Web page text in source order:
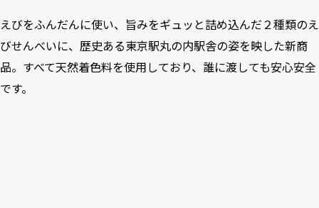
えびをふんだんに使い、旨みをギュッと詰め込んだ２種類のえ
びせんべいに、歴史ある東京駅丸の内駅舎の姿を映した新商
品。すべて天然着色料を使用しており、誰に渡しても安心安全
です。